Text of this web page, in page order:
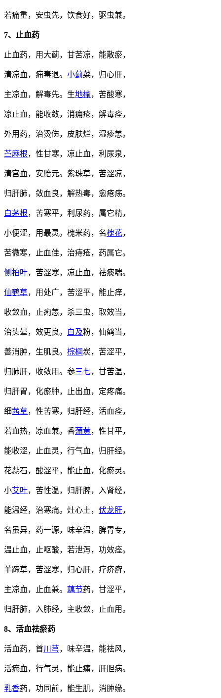
若痛重，安虫先，饮食好，驱虫兼。
7、止血药
止血药，用大蓟，甘苦凉，能散瘀，
清凉血，痈毒退。 小蓟菜，归心肝，
主凉血，解毒先。生地榆，苦酸寒，
凉止血，能收敛，消痈疮，解毒痊，
外用药，治烫伤，皮肤烂，湿疹恙。
苎麻根，性甘寒，凉止血，利尿泉，
清宫血，安胎元。紫珠草，苦涩凉，
归肝肺，敛血良，解热毒，愈疮疡。
白茅根，苦寒平，利尿药，属它精，
小便涩，用最灵。槐米药，名槐花，
苦微寒，止血佳，治痔疮，药属它。
侧柏叶，苦涩寒，凉止血，祛痰喘。
仙鹤草，用处广，苦涩平，能止痒，
收敛血，止痢恙，杀三虫，取效当，
治头晕，效更良。 白及粉，仙鹤当，
善消肿，生肌良。 棕榈炭，苦涩平，
归肺肝，收敛用。参三七，甘苦温，
归肝胃，化瘀肿，止出血，定疼痛。
细茜草，性苦寒，归肝经，活血痊，
若血热，凉血兼。香蒲黄，性甘平，
能收涩，止血灵，行气血，归肝经。
花蕊石，酸涩平，能止血，化瘀灵。
小艾叶，苦性温，归肝脾，入肾经，
能温经，治寒痛。灶心土， 伏龙肝，
名虽异，药一源，味辛温，脾胃专，
温止血，止呕酸，若泄泻，功效痊。
羊蹄草，苦涩寒，归心肝，疗疥癣，
主凉血，止血兼。 藕节药，甘涩平，
归肝肺，入肺经，主收敛，止血用。
8、活血祛瘀药
活血药，首川芎，味辛温，能祛风，
活瘀血，行气灵，能止痛，肝胆病。
乳香药，功同前，能生肌，消肿缘。